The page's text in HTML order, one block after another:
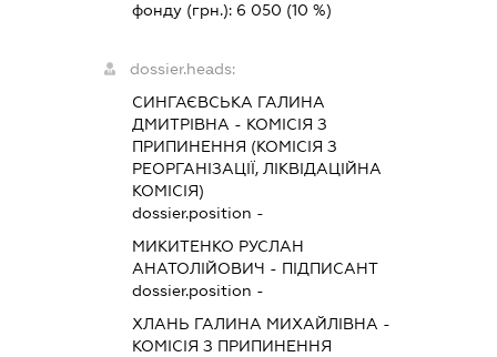
фонду (грн.): 6 050 (10 %)
dossier.heads:
СИНГАЄВСЬКА ГАЛИНА
ДМИТРІВНА - КОМІСІЯ З
ПРИПИНЕННЯ (КОМІСІЯ З
РЕОРГАНІЗАЦІЇ, ЛІКВІДАЦІЙНА
КОМІСІЯ)
dossier.position -
МИКИТЕНКО РУСЛАН
АНАТОЛІЙОВИЧ - ПІДПИСАНТ
dossier.position -
ХЛАНЬ ГАЛИНА МИХАЙЛІВНА -
КОМІСІЯ З ПРИПИНЕННЯ